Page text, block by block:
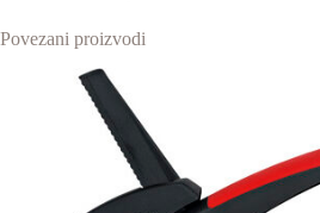
Povezani proizvodi